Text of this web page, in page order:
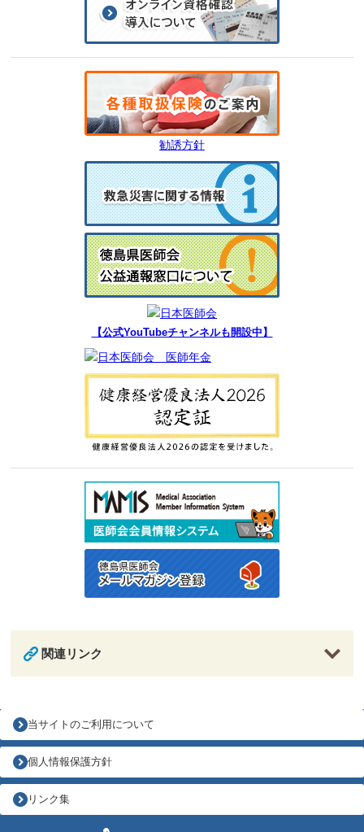
勧誘方針
【公式YouTubeチャンネルも開設中】
関連リンク
当サイトのご利用について
個人情報保護方針
リンク集